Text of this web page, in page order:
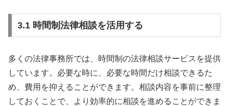
3.1 時間制法律相談を活用する
多くの法律事務所では、時間制の法律相談サービスを提供
しています。必要な時に、必要な時間だけ相談できるた
め、費用を抑えることができます。相談内容を事前に整理
しておくことで、より効率的に相談を進めることができま